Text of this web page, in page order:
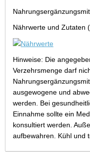
Nährwerte und Zutaten
Hinweise: Die
Verzehrsmenge darf
ausgewogene und
werden. Bei
Einnahme sollte ein
konsultiert werden.
aufbewahren. Kühl und